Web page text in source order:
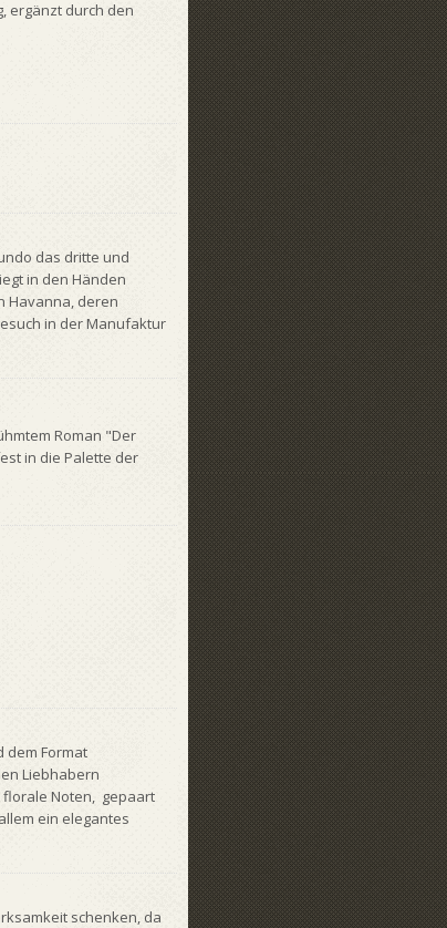
ergänzt durch den
das dritte und
in den Händen
Havanna, deren
in der Manufaktur
Roman "Der
in die Palette der
dem Format
Liebhabern
florale Noten, gepaart
ein elegantes
schenken, da